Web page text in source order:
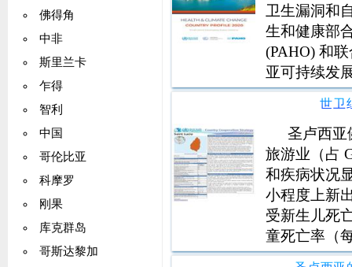
佛得角
中非
斯里兰卡
乍得
智利
中国
哥伦比亚
科摩罗
刚果
库克群岛
哥斯达黎加
卫生漏洞和
生和健康部
(PAHO) 和
亚可持续发
供了资金支
业和一个部
世卫
圣卢西亚
旅游业（占
和疾病状况
小程度上新
受新生儿死
童死亡率（
2013 年登革